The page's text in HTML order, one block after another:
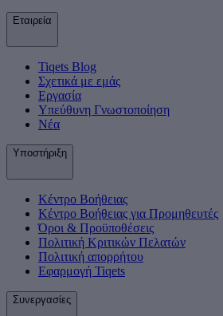
Εταιρεία
Tiqets Βlog
Σχετικά με εμάς
Εργασία
Υπεύθυνη Γνωστοποίηση
Νέα
Υποστήριξη
Κέντρο Βοήθειας
Κέντρο Βοήθειας για Προμηθευτές
Όροι & Προϋποθέσεις
Πολιτική Κριτικών Πελατών
Πολιτική απορρήτου
Εφαρμογή Tiqets
Συνεργασίες